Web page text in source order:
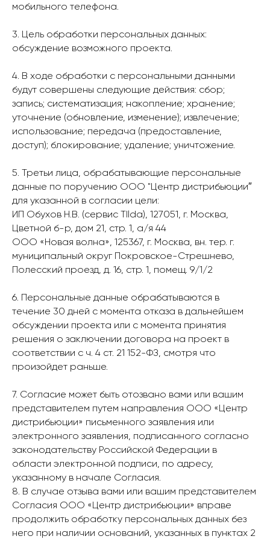
мобильного телефона.
3. Цель обработки персональных данных:
обсуждение возможного проекта.
4. В ходе обработки с персональными данными
будут совершены следующие действия: сбор;
запись; систематизация; накопление; хранение;
уточнение (обновление, изменение); извлечение;
использование; передача (предоставление,
доступ); блокирование; удаление; уничтожение.
5. Третьи лица, обрабатывающие персональные
данные по поручению ООО "Центр дистрибьюции″
для указанной в согласии цели:
ИП Обухов Н.В. (сервис TIlda), 127051, г. Москва,
Цветной б-р, дом 21, стр. 1, а/я 44
ООО «Новая волна», 125367, г. Москва, вн. тер. г.
муниципальный округ Покровское-Стрешнево,
Полесский проезд, д. 16, стр. 1, помещ. 9/1/2
6. Персональные данные обрабатываются в
течение 30 дней с момента отказа в дальнейшем
обсуждении проекта или с момента принятия
решения о заключении договора на проект в
соответствии с ч. 4 ст. 21 152-ФЗ, смотря что
произойдет раньше.
7. Согласие может быть отозвано вами или вашим
представителем путем направления ООО «Центр
дистрибьюции» письменного заявления или
электронного заявления, подписанного согласно
законодательству Российской Федерации в
области электронной подписи, по адресу,
указанному в начале Согласия.
8. В случае отзыва вами или вашим представителем
Согласия ООО «Центр дистрибьюции» вправе
продолжить обработку персональных данных без
него при наличии оснований, указанных в пунктах 2